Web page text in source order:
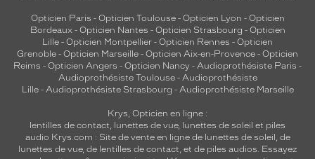
Opticien Paris - Opticien Toulouse- Opticien Lyon - Opticien
Bordeaux- Opticien Nantes - Opticien Strasbourg - Opticien
Lille - Opticien Montpellier - Opticien Rennes - Opticien
Grenoble - Opticien Marseille - Opticien Aix-en-Provence - Opticien
Reims - Opticien Angers - Opticien Nancy - Audioprothésiste Paris -
Audioprothésiste Toulouse- Audioprothésiste
Lille- Audioprothésiste Strasbourg - Audioprothésiste Marseille
Krys, Opticien en ligne :
lentilles de contact, lunettes de vue, lunettes de soleil et piles
audio Krys.com : Site de vente en ligne de lunettes de soleil, de
lunettes de vue, de lentilles de contact, et de piles audios. Essayez